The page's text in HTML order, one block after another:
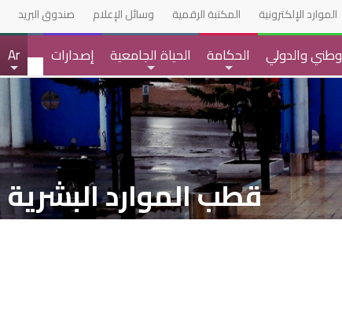
صندوق البريد وسائل الإعلام المكتبة الرقمية الموارد الإلكترونية
والدولي
+
الحكامة
+
الحياة الجامعية إصدارات
+
Ar
قطب الموارد البشرية